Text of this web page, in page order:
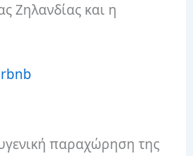
Ζηλανδίας και η
παραχώρηση της